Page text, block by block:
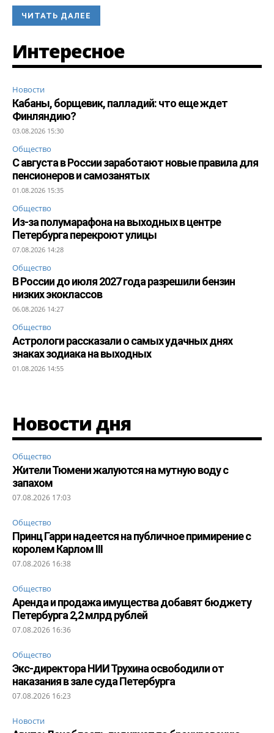
ЧИТАТЬ ДАЛЕЕ
Интересное
Новости
Кабаны, борщевик, палладий: что еще ждет
Финляндию?
03.08.2026 15:30
Общество
С августа в России заработают новые правила для
пенсионеров и самозанятых
01.08.2026 15:35
Общество
Из-за полумарафона на выходных в центре
Петербурга перекроют улицы
07.08.2026 14:28
Общество
В России до июля 2027 года разрешили бензин
низких экоклассов
06.08.2026 14:27
Общество
Астрологи рассказали о самых удачных днях
знаках зодиака на выходных
01.08.2026 14:55
Новости дня
Общество
Жители Тюмени жалуются на мутную воду с
запахом
07.08.2026 17:03
Общество
Принц Гарри надеется на публичное примирение с
королем Карлом III
07.08.2026 16:38
Общество
Аренда и продажа имущества добавят бюджету
Петербурга 2,2 млрд рублей
07.08.2026 16:36
Общество
Экс-директора НИИ Трухина освободили от
наказания в зале суда Петербурга
07.08.2026 16:23
Новости